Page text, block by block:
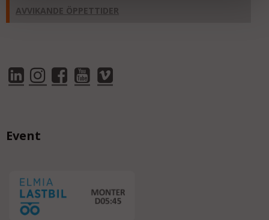
AVVIKANDE ÖPPETTIDER
Event